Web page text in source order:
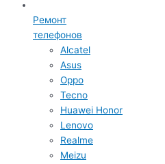
Ремонт
телефонов
Alcatel
Asus
Oppo
Tecno
Huawei Honor
Lenovo
Realme
Meizu